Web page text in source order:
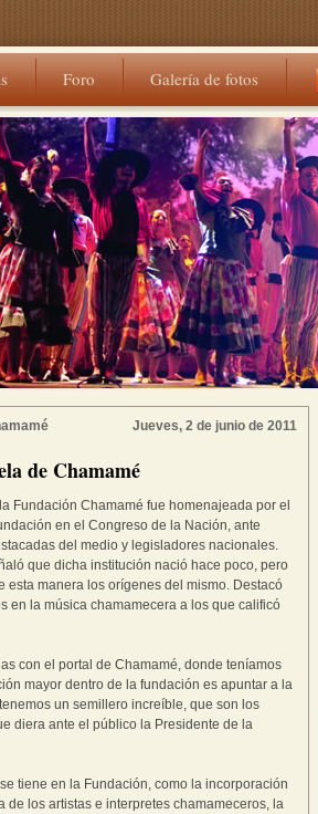
Foro Galería de fotos
Jueves, 2 de junio de 2011
de Chamamé
Fundación Chamamé fue homenajeada por el
en el Congreso de la Nación, ante
del medio y legisladores nacionales.
que dicha institución nació hace poco, pero
esta manera los orígenes del mismo. Destacó
en la música chamamecera a los que calificó
con el portal de Chamamé, donde teníamos
mayor dentro de la fundación es apuntar a la
un semillero increíble, que son los
diera ante el público la Presidente de la
tiene en la Fundación, como la incorporación
de los artistas e interpretes chamameceros, la